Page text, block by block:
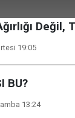
Değil,
19:05
BU?
13:24